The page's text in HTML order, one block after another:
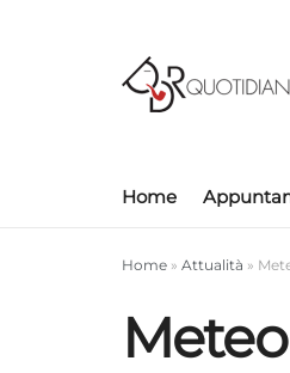
Home
Home » Attualità »